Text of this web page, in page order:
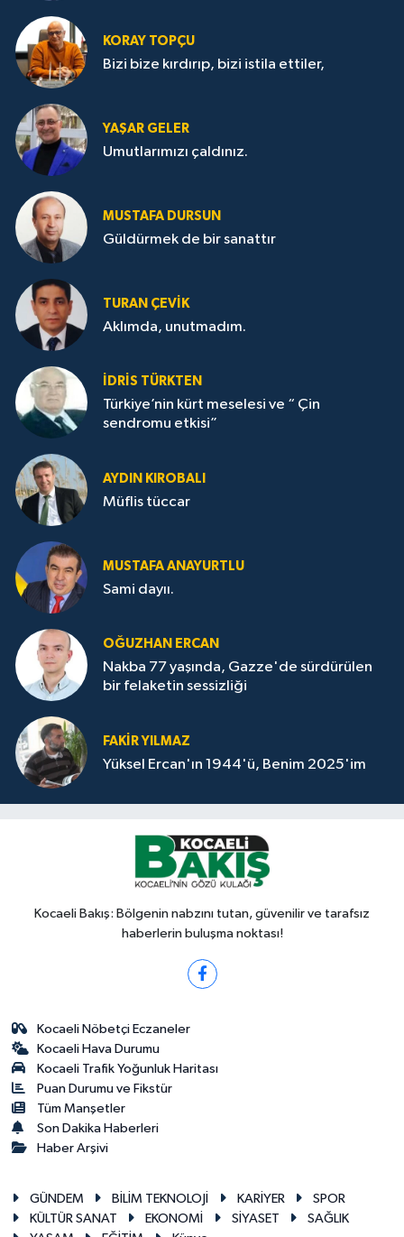
KORAY TOPÇU
Bizi bize kırdırıp, bizi istila ettiler,
YAŞAR GELER
Umutlarımızı çaldınız.
MUSTAFA DURSUN
Güldürmek de bir sanattır
TURAN ÇEVİK
Aklımda, unutmadım.
İDRİS TÜRKTEN
Türkiye’nin kürt meselesi ve “ Çin
sendromu etkisi”
AYDIN KIROBALI
Müflis tüccar
MUSTAFA ANAYURTLU
Sami dayıı.
OĞUZHAN ERCAN
Nakba 77 yaşında, Gazze'de sürdürülen
bir felaketin sessizliği
FAKİR YILMAZ
Yüksel Ercan'ın 1944'ü, Benim 2025'im
Kocaeli Bakış: Bölgenin nabzını tutan, güvenilir ve tarafsız
haberlerin buluşma noktası!
Kocaeli Nöbetçi Eczaneler
Kocaeli Hava Durumu
Kocaeli Trafik Yoğunluk Haritası
Puan Durumu ve Fikstür
Tüm Manşetler
Son Dakika Haberleri
Haber Arşivi
GÜNDEM BİLİM TEKNOLOJİ KARİYER
SPOR
KÜLTÜR SANAT
EKONOMİ SİYASET
SAĞLIK